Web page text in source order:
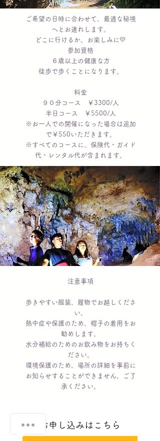
ご希望の日時に合わせて、最適な秘境
へとお連れします。
どこに行けるか、お楽しみに💛
参加資格
６歳以上の健康な方
​徒歩で歩くことになります。
料金
９０分コース ￥3300/人
半日コース ￥5500/人
※お一人での開催になった場合は追加
で￥550いただきます。
​※すべてのコースに、保険代・ガイド
代・レンタル代 が含まれます。
注意事項
歩きやすい服装、履物でお越しくださ
い。
熱中症や保護のため、帽子の着用をお
勧めします。
​水分補給のためのお飲み物をお持ちく
ださい。
​環境保護のため、場所の詳細を事前に
お知らせすることができません。ご了
承ください。
お申し込みはこちら